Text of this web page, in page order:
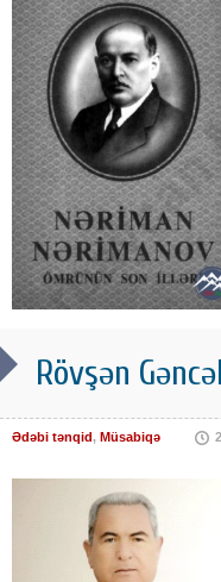
Rövşən
Ədəbi tənqid , Müsabiqə